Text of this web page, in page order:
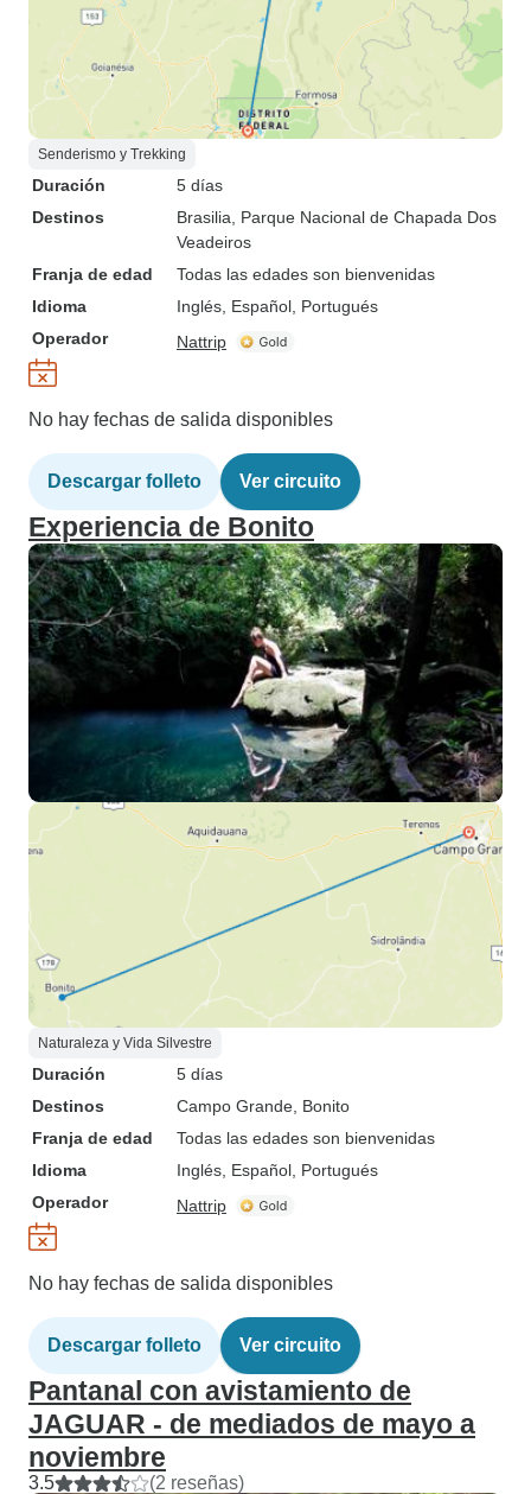
Senderismo y Trekking
Duración
5 días
Destinos
Brasilia , Parque Nacional de Chapada Dos
Veadeiros
Franja de edad
Todas las edades son bienvenidas
Idioma
Inglés, Español, Portugués
Operador
Nattrip
No hay fechas de salida disponibles
Descargar folleto Ver circuito
Experiencia de Bonito
Naturaleza y Vida Silvestre
Duración
5 días
Destinos
Campo Grande , Bonito
Franja de edad
Todas las edades son bienvenidas
Idioma
Inglés, Español, Portugués
Operador
Nattrip
No hay fechas de salida disponibles
Descargar folleto Ver circuito
Pantanal con avistamiento de
JAGUAR - de mediados de mayo a
noviembre
3.5 (2 reseñas)